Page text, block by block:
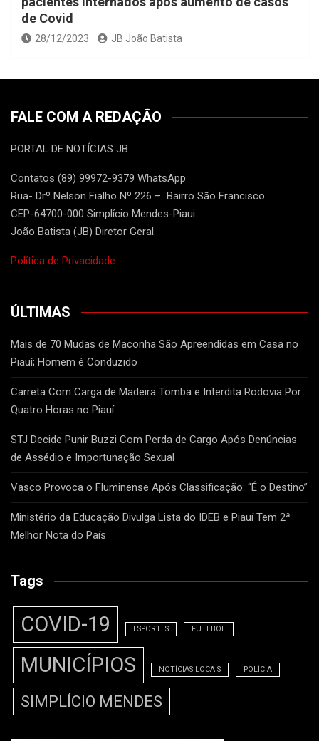
de Covid
28/12/2023 JB João Batista
FALE COM A REDAÇÃO
PORTAL DE NOTÍCIAS JB
Contatos (89) 99972-9379 WhatsApp
Rua- Drº Nelson Fialho Nº 226 – Bairro São Francisco.
CEP-64700-000 Simplício Mendes-Piaui.
João Batista (JB) Diretor Geral.
Política de Privacidade.
ÚLTIMAS
Mais de 70 Mudas de Maconha São Apreendidas em Casa no
Piauí; Homem é Conduzido
Carreta Com Carga de Madeira Tomba e Interdita Rodovia Por
Quatro Horas no Piauí
STJ Decide Punir Buzzi Com Perda de Cargo Após Denúncias
de Assédio e Importunação Sexual
Vasco Provoca o Fluminense Após Classificação: “É o Destino”
Ministério da Educação Divulga Lista do IDEB e Piauí Tem 2ª
Melhor Nota do País
Tags
COVID-19 ESPORTES FUTEBOL
MUNICÍPIOS NOTÍCIAS LOCAIS POLÍCIA
SIMPLÍCIO MENDES